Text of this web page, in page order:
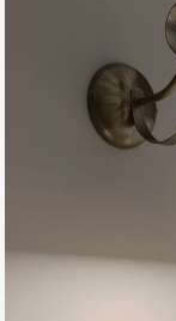
afbeeldingen-